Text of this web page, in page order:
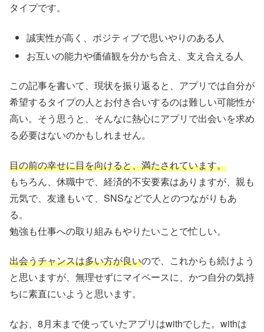
タイプです。
誠実性が高く、ポジティブで思いやりのある人
お互いの能力や価値観を分かち合え、支え合える人
この記事を書いて、現状を振り返ると、アプリでは自分が
希望するタイプの人とお付き合いするのは難しい可能性が
高い。そう思うと、そんなに熱心にアプリで出会いを求め
る必要はないのかもしれません。
目の前の幸せに目を向けると、満たされています。
もちろん、休職中で、経済的不安要素はありますが、親も
元気で、友達もいて、SNSなどで人とのつながりもあ
る。
勉強も仕事への取り組みもやりたいことで忙しい。
出会うチャンスは多い方が良いので、これからも続けよう
と思いますが、無理せずにマイペースに、かつ自分の気持
ちに素直にいようと思います。
なお、8月末まで使っていたアプリはwithでした。withは